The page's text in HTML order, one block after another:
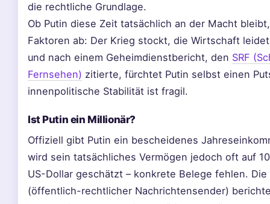
die rechtliche Grundlage.
Ob Putin diese Zeit tatsächlich an der Macht
Faktoren ab: Der Krieg stockt, die Wirtschaft
und nach einem Geheimdienstbericht, den SRF
Fernsehen) zitierte, fürchtet Putin selbst einen
innenpolitische Stabilität ist fragil.
Ist Putin ein Millionär?
Offiziell gibt Putin ein bescheidenes
wird sein tatsächliches Vermögen jedoch oft auf
US-Dollar geschätzt – konkrete Belege fehlen. Die
(öffentlich-rechtlicher Nachrichtensender)